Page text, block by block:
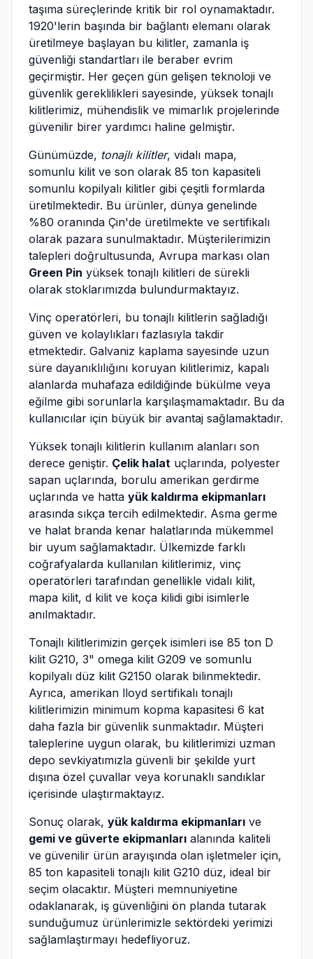
taşıma süreçlerinde kritik bir rol oynamaktadır.
1920'lerin başında bir bağlantı elemanı olarak
üretilmeye başlayan bu kilitler, zamanla iş
güvenliği standartları ile beraber evrim
geçirmiştir. Her geçen gün gelişen teknoloji ve
güvenlik gereklilikleri sayesinde, yüksek tonajlı
kilitlerimiz, mühendislik ve mimarlık projelerinde
güvenilir birer yardımcı haline gelmiştir.
Günümüzde, tonajlı kilitler, vidalı mapa,
somunlu kilit ve son olarak 85 ton kapasiteli
somunlu kopilyalı kilitler gibi çeşitli formlarda
üretilmektedir. Bu ürünler, dünya genelinde
%80 oranında Çin'de üretilmekte ve sertifikalı
olarak pazara sunulmaktadır. Müşterilerimizin
talepleri doğrultusunda, Avrupa markası olan
Green Pin yüksek tonajlı kilitleri de sürekli
olarak stoklarımızda bulundurmaktayız.
Vinç operatörleri, bu tonajlı kilitlerin sağladığı
güven ve kolaylıkları fazlasıyla takdir
etmektedir. Galvaniz kaplama sayesinde uzun
süre dayanıklılığını koruyan kilitlerimiz, kapalı
alanlarda muhafaza edildiğinde bükülme veya
eğilme gibi sorunlarla karşılaşmamaktadır. Bu da
kullanıcılar için büyük bir avantaj sağlamaktadır.
Yüksek tonajlı kilitlerin kullanım alanları son
derece geniştir. Çelik halat uçlarında, polyester
sapan uçlarında, borulu amerikan gerdirme
uçlarında ve hatta yük kaldırma ekipmanları
arasında sıkça tercih edilmektedir. Asma germe
ve halat branda kenar halatlarında mükemmel
bir uyum sağlamaktadır. Ülkemizde farklı
coğrafyalarda kullanılan kilitlerimiz, vinç
operatörleri tarafından genellikle vidalı kilit,
mapa kilit, d kilit ve koça kilidi gibi isimlerle
anılmaktadır.
Tonajlı kilitlerimizin gerçek isimleri ise 85 ton D
kilit G210, 3" omega kilit G209 ve somunlu
kopilyalı düz kilit G2150 olarak bilinmektedir.
Ayrıca, amerikan lloyd sertifikalı tonajlı
kilitlerimizin minimum kopma kapasitesi 6 kat
daha fazla bir güvenlik sunmaktadır. Müşteri
taleplerine uygun olarak, bu kilitlerimizi uzman
depo sevkiyatımızla güvenli bir şekilde yurt
dışına özel çuvallar veya korunaklı sandıklar
içerisinde ulaştırmaktayız.
Sonuç olarak, yük kaldırma ekipmanları ve
gemi ve güverte ekipmanları alanında kaliteli
ve güvenilir ürün arayışında olan işletmeler için,
85 ton kapasiteli tonajlı kilit G210 düz, ideal bir
seçim olacaktır. Müşteri memnuniyetine
odaklanarak, iş güvenliğini ön planda tutarak
sunduğumuz ürünlerimizle sektördeki yerimizi
sağlamlaştırmayı hedefliyoruz.